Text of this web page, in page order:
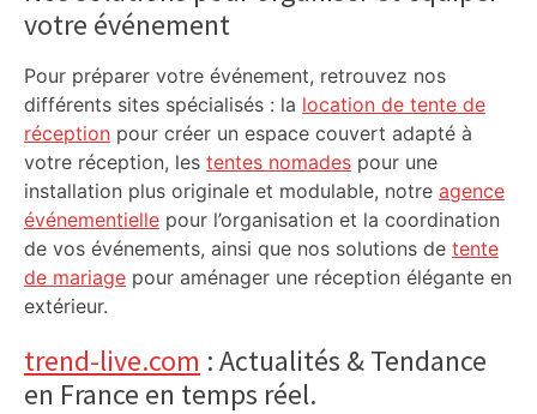
votre événement
Pour préparer votre événement, retrouvez nos
différents sites spécialisés : la location de tente de
réception pour créer un espace couvert adapté à
votre réception, les tentes nomades pour une
installation plus originale et modulable, notre agence
événementielle pour l’organisation et la coordination
de vos événements, ainsi que nos solutions de tente
de mariage pour aménager une réception élégante en
extérieur.
trend-live.com : Actualités & Tendance
en France en temps réel.